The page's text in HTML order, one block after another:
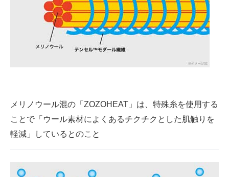
メリノウール混の「ZOZOHEAT」は、特殊糸を使用する
ことで「ウール素材によくあるチクチクとした肌触りを
軽減」しているとのこと